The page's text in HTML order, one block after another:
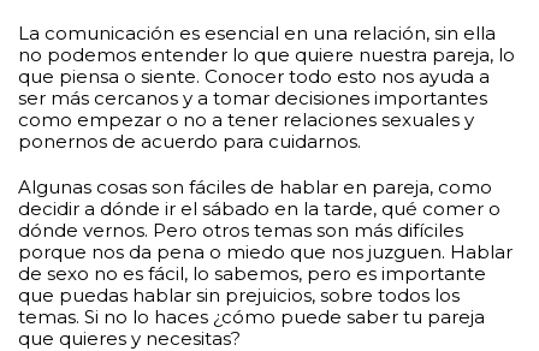
La comunicación es esencial en una relación, sin ella
no podemos entender lo que quiere nuestra pareja, lo
que piensa o siente. Conocer todo esto nos ayuda a
ser más cercanos y a tomar decisiones importantes
como empezar o no a tener relaciones sexuales y
ponernos de acuerdo para cuidarnos.
Algunas cosas son fáciles de hablar en pareja, como
decidir a dónde ir el sábado en la tarde, qué comer o
dónde vernos. Pero otros temas son más difíciles
porque nos da pena o miedo que nos juzguen. Hablar
de sexo no es fácil, lo sabemos, pero es importante
que puedas hablar sin prejuicios, sobre todos los
temas. Si no lo haces ¿cómo puede saber tu pareja
que quieres y necesitas?